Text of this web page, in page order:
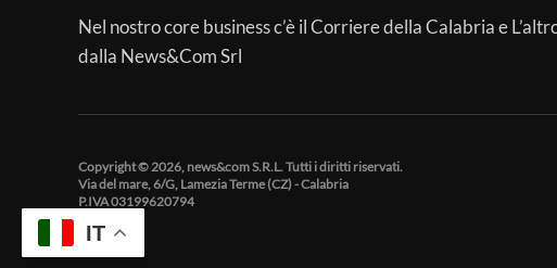
Nel nostro core business c’è il Corriere della Calabria e
dalla News&Com Srl
Copyright © 2026, news&com S.R.L. Tutti i diritti riservati.
Via del mare, 6/G, Lamezia Terme (CZ) - Calabria
P.IVA 03199620794
IT